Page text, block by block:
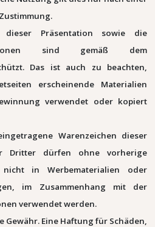
Präsentation sowie die
sind gemäß dem
Das ist auch zu beachten,
erscheinende Materialien
verwendet oder kopiert
Warenzeichen dieser
Dritter dürfen ohne vorherige
nicht in Werbematerialien oder
im Zusammenhang mit der
verwendet werden.
Eine Haftung für Schäden,